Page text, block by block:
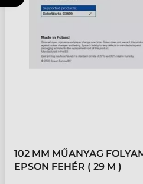
102 MM MŰANYAG
EPSON FEHÉR ( 29 M )